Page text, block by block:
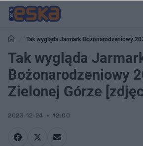
Tak wygląda Jarmark Bożonarodzeniowy
Tak wygląda
Bożonarodzeniowy
Zielonej Górze
2023-12-24 12:00